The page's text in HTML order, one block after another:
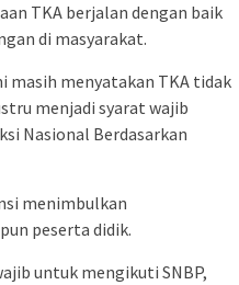
TKA berjalan dengan baik
di masyarakat.
masih menyatakan TKA tidak
menjadi syarat wajib
Nasional Berdasarkan
menimbulkan
peserta didik.
untuk mengikuti SNBP,